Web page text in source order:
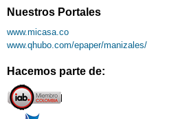
Nuestros Portales
www.micasa.co
www.qhubo.com/epaper/manizales/
Hacemos parte de: